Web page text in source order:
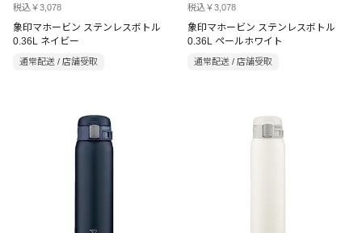
税込￥3,078
象印マホービン ステンレスボトル
0.36L ネイビー
通常配送 / 店舗受取
税込￥3,078
象印マホービン ステンレスボトル
0.36L ペールホワイト
通常配送 / 店舗受取